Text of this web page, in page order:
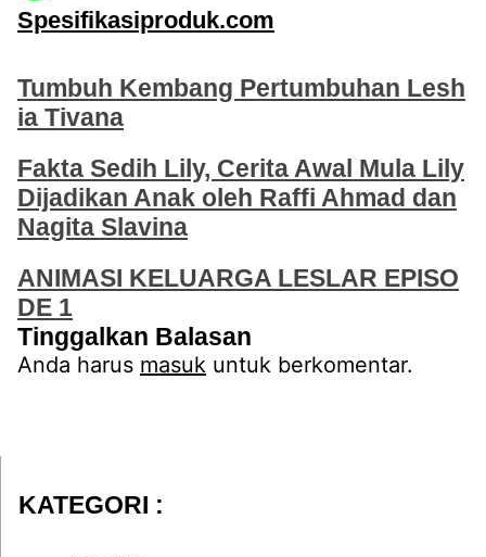
Spesifikasiproduk.com
Tumbuh Kembang Pertumbuhan Lesh
ia Tivana
Fakta Sedih Lily, Cerita Awal Mula Lily
Dijadikan Anak oleh Raffi Ahmad dan
Nagita Slavina
ANIMASI KELUARGA LESLAR EPISO
DE 1
Tinggalkan Balasan
Anda harus masuk untuk berkomentar.
KATEGORI :